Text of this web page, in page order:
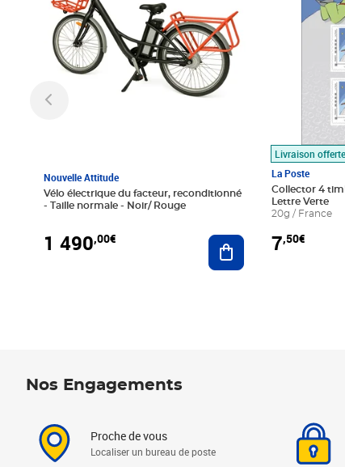
Nouvelle Attitude
Vélo électrique du facteur, reconditionné
- Taille normale - Noir/ Rouge
1 490,00€ Ajouter au panier
Livraison offerte
La Poste
Collector 4
Lettre Verte
20g / France
7,50€
Nos Engagements
Proche de vous
Localiser un bureau de poste